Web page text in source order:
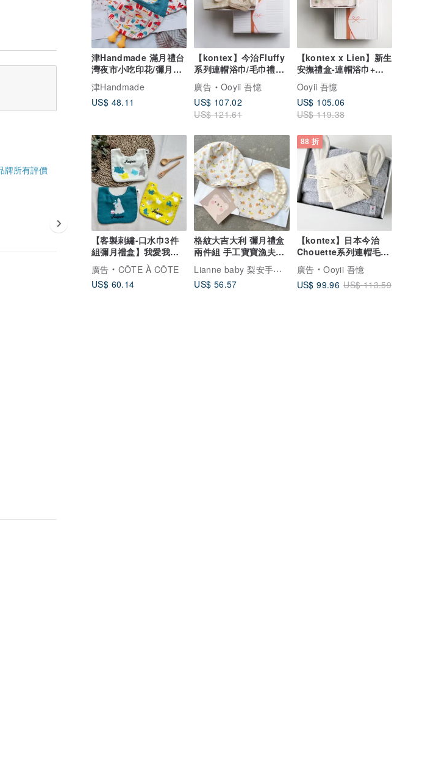
津Handmade 滿月禮台
灣夜市小吃印花/彌月禮/
三件組
津Handmade
US$ 48.11
【kontex】今治Fluffy
系列連帽浴巾/毛巾禮盒-
綿羊/大象 (附提袋)
廣告
Ooyii 吾憶
US$ 107.02
US$ 121.61
【kontex x Lien】新生
安撫禮盒-連帽浴巾+花
朵安撫禮盒(附提袋)
Ooyii 吾憶
US$ 105.06
US$ 119.38
【客製刺繡-口水巾3件
組彌月禮盒】我愛我的
生日 兔子寶寶 八層紗
廣告
CÔTE À CÔTE
US$ 60.14
格紋大吉大利 彌月禮盒
兩件組 手工寶寶漁夫帽
+六層紗圍兜 滿月禮Lianne baby 梨安手工嬰兒禮物 彌月禮 新生兒見面禮 周歲禮
US$ 56.57
88 折
【kontex】日本今治
Chouette系列連帽毛巾/
浴巾禮盒-兔子(附提袋)
廣告
Ooyii 吾憶
US$ 99.96 US$ 113.59
牌所有評價